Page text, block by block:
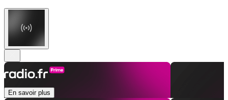
En savoir plus